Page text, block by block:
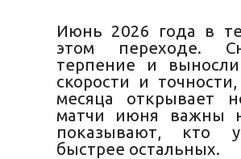
Июнь 2026 года в
этом переходе.
терпение и
скорости и
месяца открывает
матчи июня важны
показывают, кто
быстрее остальных.